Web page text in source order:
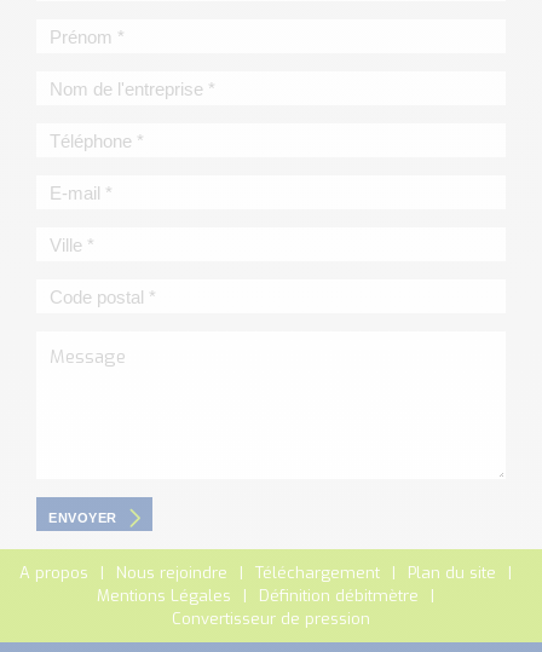
ENVOYER
A propos Nous rejoindre Téléchargement
Plan du site
Mentions Légales
Définition débitmètre
Convertisseur de pression